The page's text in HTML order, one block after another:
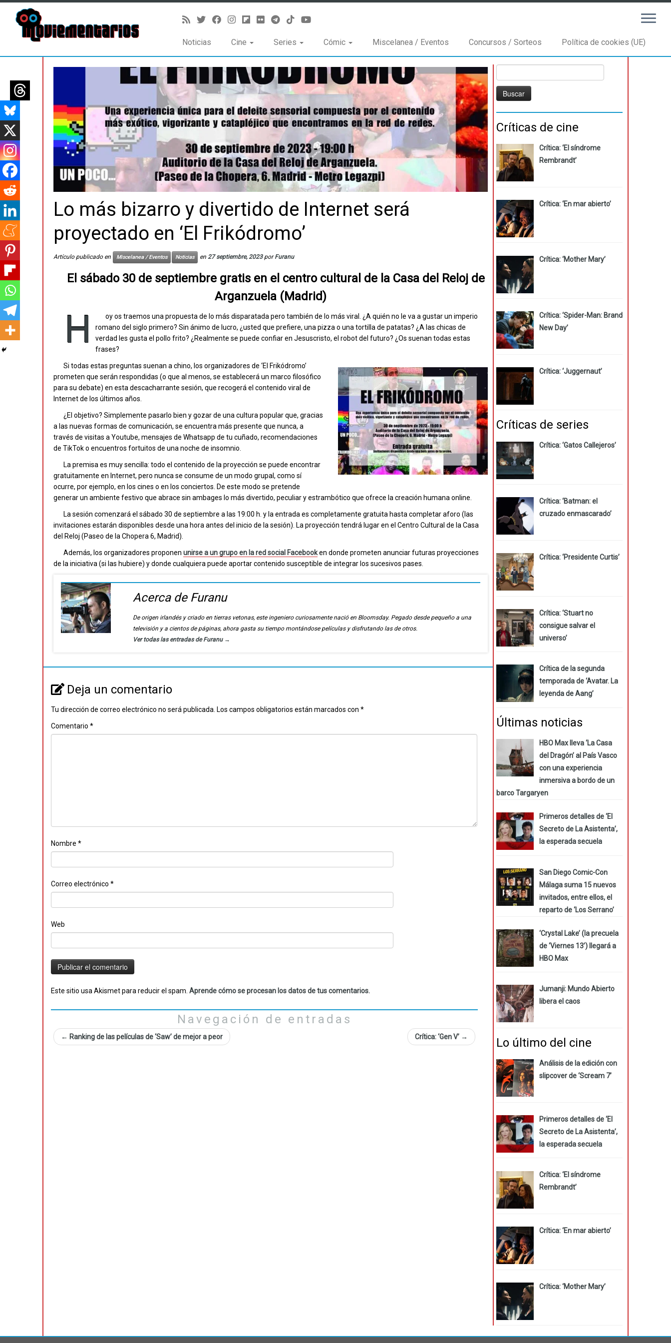
contenido
Noticias Cine Series Cómic Miscelanea / Eventos Concursos / Sorteos Política de cookies (UE)
Lo más bizarro y divertido de Internet será
proyectado en ‘El Frikódromo’
Artículo publicado en Miscelanea / Eventos Noticias en 27 septiembre, 2023 porFuranu
El sábado 30 de septiembre gratis en el centro cultural de la Casa del Reloj de
Arganzuela (Madrid)
H
oy os traemos una propuesta de lo más disparatada pero también de lo más viral. ¿A quién no le va a gustar un imperio
romano del siglo primero? Sin ánimo de lucro, ¿usted que prefiere, una pizza o una tortilla de patatas? ¿A las chicas de
verdad les gusta el pollo frito? ¿Realmente se puede confiar en Jesuscristo, el robot del futuro? ¿Os suenan todas estas
frases?
Si todas estas preguntas suenan a chino, los organizadores de ‘El Frikódromo’
prometen que serán respondidas (o que al menos, se establecerá un marco filosófico
para su debate) en esta descacharrante sesión, que recogerá el contenido viral de
Internet de los últimos años.
¿El objetivo? Simplemente pasarlo bien y gozar de una cultura popular que, gracias
a las nuevas formas de comunicación, se encuentra más presente que nunca, a
través de visitas a Youtube, mensajes de Whatsapp de tu cuñado, recomendaciones
de TikTok o encuentros fortuitos de una noche de insomnio.
La premisa es muy sencilla: todo el contenido de la proyección se puede encontrar
gratuitamente en Internet, pero nunca se consume de un modo grupal, como sí
ocurre, por ejemplo, en los cines o en los conciertos. De este modo se pretende
generar un ambiente festivo que abrace sin ambages lo más divertido, peculiar y estrambótico que ofrece la creación humana online.
La sesión comenzará el sábado 30 de septiembre a las 19:00 h. y la entrada es completamente gratuita hasta completar aforo (las
invitaciones estarán disponibles desde una hora antes del inicio de la sesión). La proyección tendrá lugar en el Centro Cultural de la Casa
del Reloj (Paseo de la Chopera 6, Madrid).
Además, los organizadores proponen unirse a un grupo en la red social Facebooken donde prometen anunciar futuras proyecciones
de la iniciativa (si las hubiere) y donde cualquiera puede aportar contenido susceptible de integrar los sucesivos pases.
Acerca de Furanu
De origen irlandés y criado en tierras vetonas, este ingeniero curiosamente nació en Bloomsday. Pegado desde pequeño a una
televisión y a cientos de páginas, ahora gasta su tiempo montándose películas y disfrutando las de otros.
Ver todas las entradas de Furanu →
Deja un comentario
Tu dirección de correo electrónico no será publicada. Los campos obligatorios están marcados con *
Comentario *
Nombre *
Correo electrónico *
Web
Este sitio usa Akismet para reducir el spam. Aprende cómo se procesan los datos de tus comentarios.
Navegación de entradas
← Ranking de las películas de ‘Saw’ de mejor a peor Crítica: ‘Gen V’ →
Críticas de cine
Crítica: ‘El síndrome
Rembrandt’
Crítica: ‘En mar abierto’
Crítica: ‘Mother Mary’
Crítica: ‘Spider-Man: Brand
New Day’
Crítica: ‘Juggernaut’
Críticas de series
Crítica: ‘Gatos Callejeros’
Crítica: ‘Batman: el
cruzado enmascarado’
Crítica: ‘Presidente Curtis’
Crítica: ‘Stuart no
consigue salvar el
universo’
Crítica de la segunda
temporada de ‘Avatar. La
leyenda de Aang’
Últimas noticias
HBO Max lleva ‘La Casa
del Dragón’ al País Vasco
con una experiencia
inmersiva a bordo de un
barco Targaryen
Primeros detalles de ‘El
Secreto de La Asistenta’,
la esperada secuela
San Diego Comic-Con
Málaga suma 15 nuevos
invitados, entre ellos, el
reparto de ‘Los Serrano’
‘Crystal Lake’ (la precuela
de ‘Viernes 13’) llegará a
HBO Max
Jumanji: Mundo Abierto
libera el caos
Lo último del cine
Análisis de la edición con
slipcover de ‘Scream 7’
Primeros detalles de ‘El
Secreto de La Asistenta’,
la esperada secuela
Crítica: ‘El síndrome
Rembrandt’
Crítica: ‘En mar abierto’
Crítica: ‘Mother Mary’